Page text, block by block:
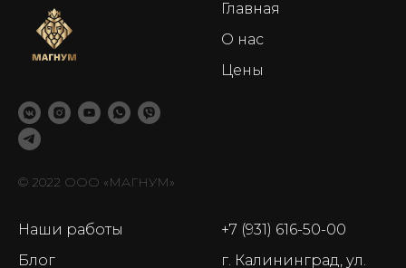
© 2022 ООО «МАГНУМ»
Главная
О нас
Цены
Наши работы
Блог
+7 (931) 616-50-00
г. Калининград, ул.